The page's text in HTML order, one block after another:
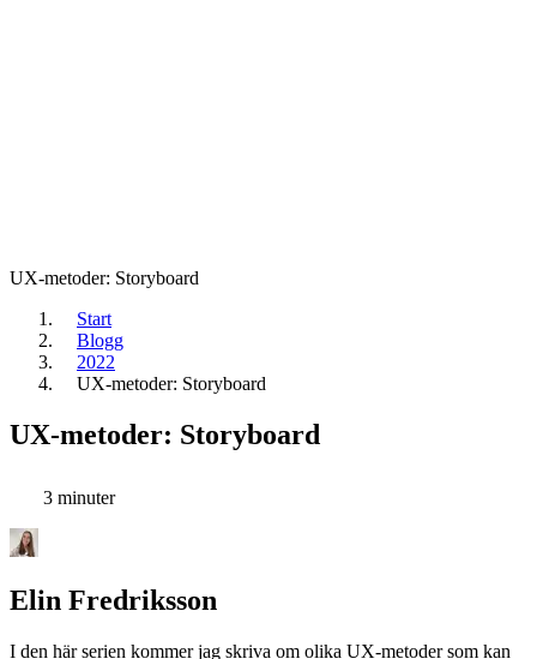
UX-metoder: Storyboard
Start
Blogg
2022
UX-metoder: Storyboard
UX-metoder: Storyboard
3 minuter
Elin Fredriksson
I den här serien kommer jag skriva om olika UX-metoder som kan